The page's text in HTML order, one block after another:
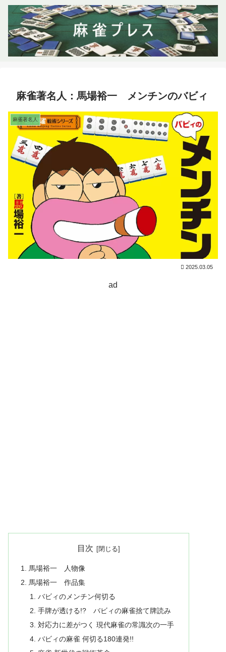
麻雀著名人：馬場裕一 メンチンのバビィ
麻雀著名人
2025.03.05
ad
目次
馬場裕一 人物像
馬場裕一 作品集
バビィのメンチン何切る
手牌が透ける!? バビィの麻雀捨て牌読み
対応力に差がつく 現代麻雀の常識次の一手
バビィの麻雀 何切る180連発!!